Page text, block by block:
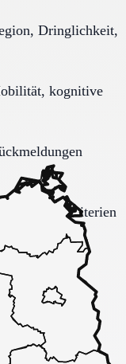
Dringlichkeit,
kognitive
Muss-Kriterien
vor der